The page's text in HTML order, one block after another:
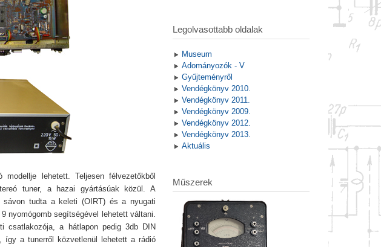
lehetett. Teljesen félvezetőkből
tuner, a hazai gyártásúak közül. A
sávon tudta a keleti (OIRT) és a nyugati
nyomógomb segítségével lehetett váltani.
csatlakozója, a hátlapon pedig 3db DIN
így a tunerről közvetlenül lehetett a rádió
Legolvasottabb oldalak
Museum
Adományozók - V
Gyűjteményről
Vendégkönyv 2010.
Vendégkönyv 2011.
Vendégkönyv 2009.
Vendégkönyv 2012.
Vendégkönyv 2013.
Aktuális
Műszerek